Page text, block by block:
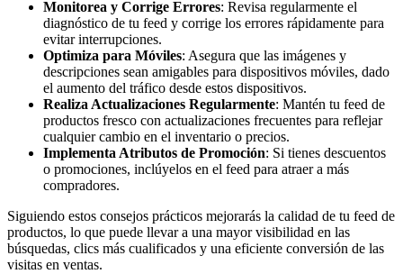
Monitorea y Corrige Errores: Revisa regularmente el
diagnóstico de tu feed y corrige los errores rápidamente para
evitar interrupciones.
Optimiza para Móviles: Asegura que las imágenes y
descripciones sean amigables para dispositivos móviles, dado
el aumento del tráfico desde estos dispositivos.
Realiza Actualizaciones Regularmente: Mantén tu feed de
productos fresco con actualizaciones frecuentes para reflejar
cualquier cambio en el inventario o precios.
Implementa Atributos de Promoción: Si tienes descuentos
o promociones, inclúyelos en el feed para atraer a más
compradores.
Siguiendo estos consejos prácticos mejorarás la calidad de tu feed de
productos, lo que puede llevar a una mayor visibilidad en las
búsquedas, clics más cualificados y una eficiente conversión de las
visitas en ventas.